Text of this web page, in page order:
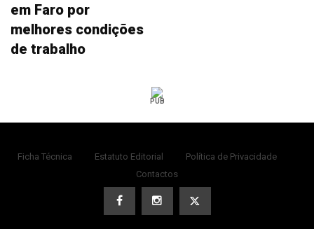
em Faro por
melhores condições
de trabalho
PUB
Ficha Técnica Estatuto Editorial
Política de Privacidade
Contactos